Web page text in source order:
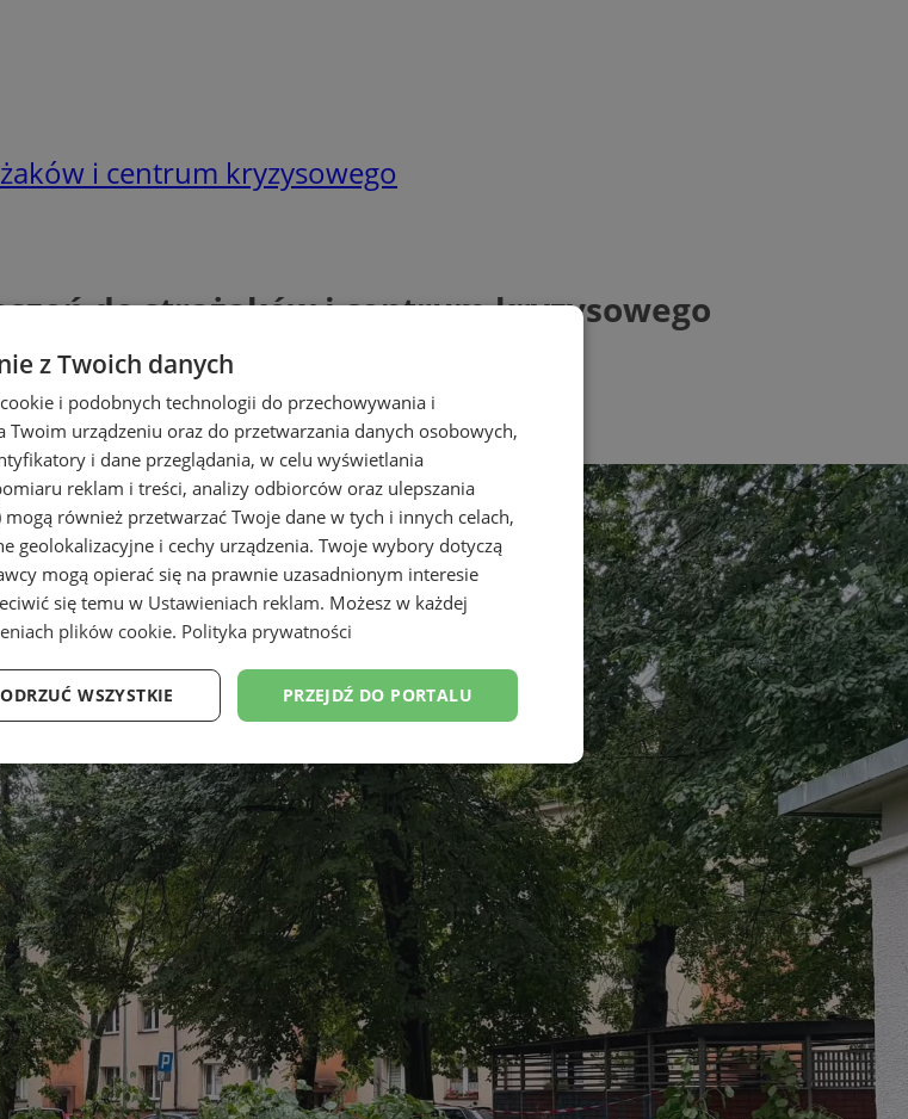
i centrum kryzysowego
do strażaków i centrum kryzysowego
z Twoich danych
i podobnych technologii do przechowywania i
urządzeniu oraz do przetwarzania danych osobowych,
i dane przeglądania, w celu wyświetlania
reklam i treści, analizy odbiorców oraz ulepszania
mogą również przetwarzać Twoje dane w tych i innych celach,
geolokalizacyjne i cechy urządzenia. Twoje wybory dotyczą
mogą opierać się na prawnie uzasadnionym interesie
się temu w Ustawieniach reklam. Możesz w każdej
plików cookie. Polityka prywatności
PRZEJDŹ DO PORTALU
ODRZUĆ WSZYSTKIE
Targetowanie Funkcjonalność Niesklasyfikowane
Targetowanie Funkcjonalność Niesklasyfikowane
podstawowych funkcji strony internetowej, takich jak logowanie użytkownika i
nie można prawidłowo korzystać ze strony internetowej.
Okres
przechowywania
Opis
1 rok
Ten plik cookie przechowuje identyfikator sesji.